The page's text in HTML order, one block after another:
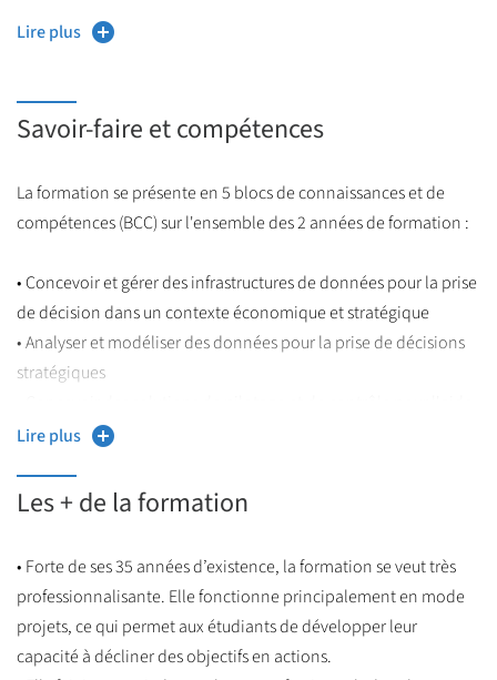
approche prévisionnelle de la décision, en s’appuyant sur une
connaissance profonde des problématiques métiers.
LeMaster Systèmes d’information et aide à la décision (SIAD)
accueille des étudiants en première année de Master sur un
l’informatique décisionnelle et la statistique appliquée. C’est à
la fin de cette première année que, selon ses appétences et ses
renforcer ses connaissances et compétences soit en Business
Intelligence, grâce au parcours Data Analytics, soit en Data
Sciences grâce au parcours du même nom.
• l’économie et la gestion
• les méthodes statistiques
Les enseignements d’économie et de gestion visent à doter les
étudiants d’une compréhension des mécanismes économiques
fondamentaux qui conditionnent la vie des entreprises ainsi
que d’une connaissance des diverses formes d’organisation, de
Lire plus
Savoir-faire et compétences
La formation se présente en 5 blocs de connaissances et de
compétences (BCC) sur l'ensemble des 2 années de formation :
• Concevoir et gérer des infrastructures de données pour la prise
de décision dans un contexte économique et stratégique
• Analyser et modéliser des données pour la prise de décisions
stratégiques
à la décision
stratégique
Les compétences acquises et le nombre d’ECTS attribués à
chaque BCC varient selon le parcours choisi en seconde année
de Master et selon le régime d’étude (Formation
Lire plus
Les + de la formation
• Forte de ses 35 années d’existence, la formation se veut très
professionnalisante. Elle fonctionne principalement en mode
projets, ce qui permet aux étudiants de développer leur
capacité à décliner des objectifs en actions.